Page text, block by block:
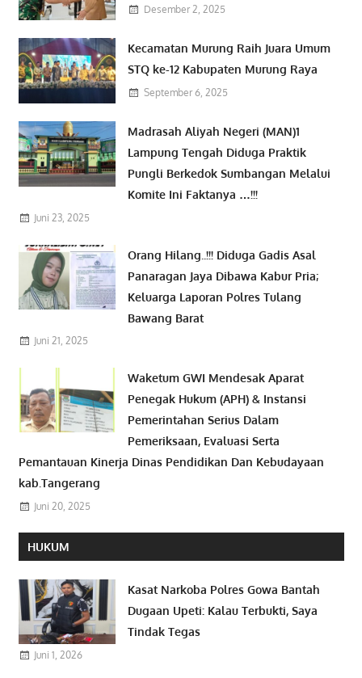
Desember 2, 2025
Kecamatan Murung Raih Juara Umum
STQ ke-12 Kabupaten Murung Raya
September 6, 2025
Madrasah Aliyah Negeri (MAN)1
Lampung Tengah Diduga Praktik
Pungli Berkedok Sumbangan Melalui
Komite Ini Faktanya …!!!
Juni 23, 2025
Orang Hilang..!!! Diduga Gadis Asal
Panaragan Jaya Dibawa Kabur Pria;
Keluarga Laporan Polres Tulang
Bawang Barat
Juni 21, 2025
Waketum GWI Mendesak Aparat
Penegak Hukum (APH) & Instansi
Pemerintahan Serius Dalam
Pemeriksaan, Evaluasi Serta
Pemantauan Kinerja Dinas Pendidikan Dan Kebudayaan
kab.Tangerang
Juni 20, 2025
HUKUM
Kasat Narkoba Polres Gowa Bantah
Dugaan Upeti: Kalau Terbukti, Saya
Tindak Tegas
Juni 1, 2026